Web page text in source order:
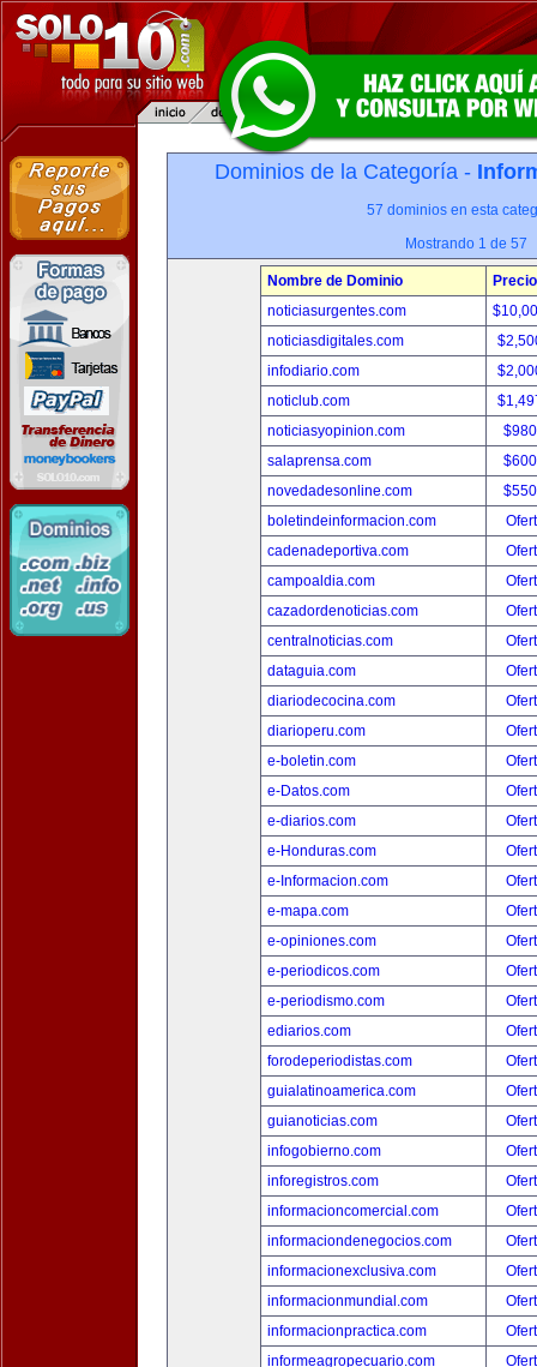
Dominios de la Categoría -
57 dominios en esta
Mostrando 1 de 57
Nombre de Dominio
Precio
noticiasurgentes.com
noticiasdigitales.com
infodiario.com
noticlub.com
noticiasyopinion.com
salaprensa.com
novedadesonline.com
boletindeinformacion.com
cadenadeportiva.com
campoaldia.com
cazadordenoticias.com
centralnoticias.com
dataguia.com
diariodecocina.com
diarioperu.com
e-boletin.com
e-Datos.com
e-diarios.com
e-Honduras.com
e-Informacion.com
e-mapa.com
e-opiniones.com
e-periodicos.com
e-periodismo.com
ediarios.com
forodeperiodistas.com
guialatinoamerica.com
guianoticias.com
infogobierno.com
inforegistros.com
informacioncomercial.com
informaciondenegocios.com
informacionexclusiva.com
informacionmundial.com
informacionpractica.com
informeagropecuario.com